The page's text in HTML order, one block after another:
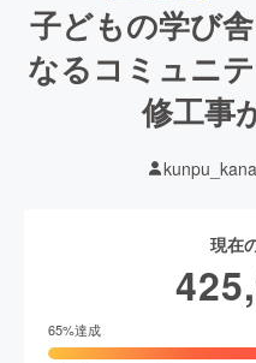
子どもの学び
なるコミュニ
修工事
kunpu_kana
現在
65%達成